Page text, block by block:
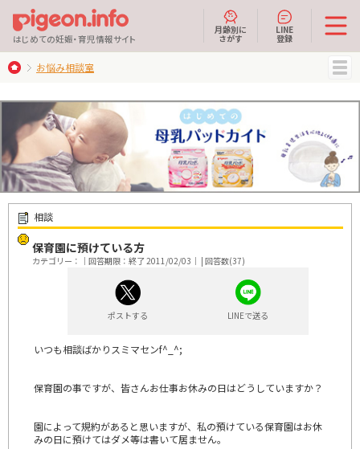
はじめての妊娠・育児情報サイト
月齢別に
さがす
LINE
登録
お悩み相談室
相談
保育園に預けている方
カテゴリー：｜回答期限：終了 2011/02/03｜ | 回答数(37)
ポストする LINEで送る
いつも相談ばかりスミマセンf^_^;
保育園の事ですが、皆さんお仕事お休みの日はどうしていますか？
園によって規約があると思いますが、私の預けている保育園はお休
みの日に預けてはダメ等は書いて居ません。